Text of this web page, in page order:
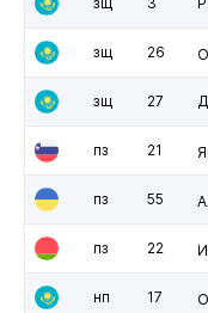
зщ 26
зщ 27
пз 21
пз 55
пз 22
нп 17